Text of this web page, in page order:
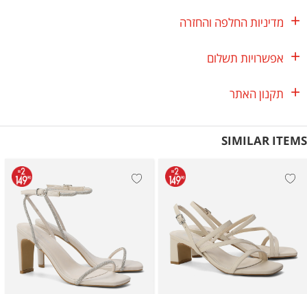
מדיניות החלפה והחזרה
אפשרויות תשלום
תקנון האתר
SIMILAR ITEMS